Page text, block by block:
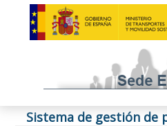
Sistema de gestión de